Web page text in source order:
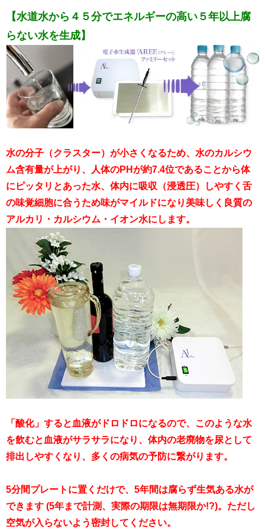
【水道水から４５分でエネルギーの高い５年以上腐
らない水を生成】
水の分子（クラスター）が小さくなるため、水のカルシウ
ム含有量が上がり、人体のPHが約7.4位であることから体
にピッタリとあった水、体内に吸収（浸透圧）しやすく舌
の味覚細胞に合うため味がマイルドになり美味しく良質の
アルカリ・カルシウム・イオン水にします。
「酸化」すると血液がドロドロになるので、このような水
を飲むと血液がサラサラになり、体内の老廃物を尿として
排出しやすくなり、多くの病気の予防に繋がります。
5分間プレートに置くだけで、5年間は腐らず生気ある水が
できます (5年まで計測、実際の期限は無期限か!?)。ただし
空気が入らないよう密封してください。